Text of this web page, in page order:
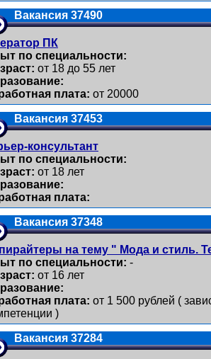
Вакансия 37490
ПК
по специальности:
от 18 до 55 лет
плата: от 20000
Вакансия 37453
консультант
по специальности:
от 18 лет
плата:
Вакансия 37348
на тему " Мода и стиль.
по специальности: -
от 16 лет
плата: от 1 500 рублей (
)
Вакансия 37284